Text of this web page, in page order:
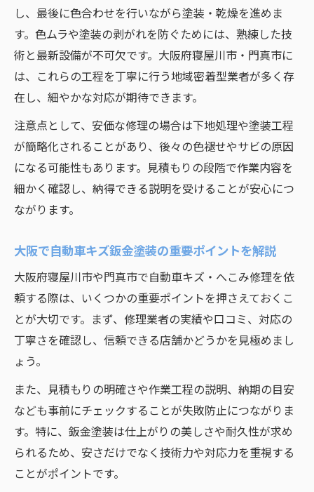
安全な鈑金塗装の実践方法と注意すべきリスク
自動車鈑金塗装作業で注意すべきリスクと
対策
キズ修理における安全な作業手順を徹底解
説
鈑金塗装修理のリスク回避ポイントを知る
へこみ修理で気をつけたい落とし穴と対処
法
自動車修理作業で安心を得るための確認事
項
とめ
自動車キズ修理で将来も安心するための秘
訣
へこみ修理後の満足度を高めるポイント総
括
は
将来のトラブルを防ぐ修理作業のまとめ解
説
自動車修理で後悔しない総合的なポイント
し、最後に色合わせを行いながら塗装・乾燥を進めま
す。色ムラや塗装の剥がれを防ぐためには、熟練した技
術と最新設備が不可欠です。大阪府寝屋川市・門真市に
は、これらの工程を丁寧に行う地域密着型業者が多く存
在し、細やかな対応が期待できます。
注意点として、安価な修理の場合は下地処理や塗装工程
が簡略化されることがあり、後々の色褪せやサビの原因
になる可能性もあります。見積もりの段階で作業内容を
細かく確認し、納得できる説明を受けることが安心につ
ながります。
大阪で自動車キズ鈑金塗装の重要ポイントを解説
大阪府寝屋川市や門真市で自動車キズ・へこみ修理を依
頼する際は、いくつかの重要ポイントを押さえておくこ
とが大切です。まず、修理業者の実績や口コミ、対応の
丁寧さを確認し、信頼できる店舗かどうかを見極めまし
ょう。
また、見積もりの明確さや作業工程の説明、納期の目安
なども事前にチェックすることが失敗防止につながりま
す。特に、鈑金塗装は仕上がりの美しさや耐久性が求め
られるため、安さだけでなく技術力や対応力を重視する
ことがポイントです。